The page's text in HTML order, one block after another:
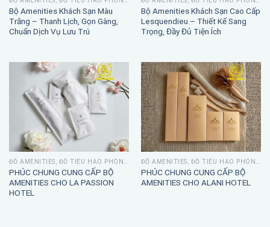
Bộ Amenities Khách Sạn Màu
Trắng – Thanh Lịch, Gọn Gàng,
Chuẩn Dịch Vụ Lưu Trú
Bộ Amenities Khách Sạn Cao Cấp
Lesquendieu – Thiết Kế Sang
Trọng, Đầy Đủ Tiện Ích
PHÚC CHUNG CUNG CẤP BỘ
AMENITIES CHO LA PASSION
HOTEL
PHÚC CHUNG CUNG CẤP BỘ
AMENITIES CHO ALANI HOTEL